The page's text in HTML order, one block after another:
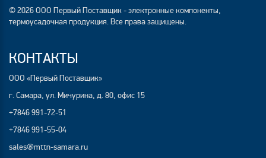
© 2026 ООО Первый Поставщик - электронные компоненты,
термоусадочная продукция. Все права защищены.
КОНТАКТЫ
ООО «Первый Поставщик»
г. Самара, ул. Мичурина, д. 80, офис 15
+7846 991-72-51
+7846 991-55-04
sales@mttn-samara.ru